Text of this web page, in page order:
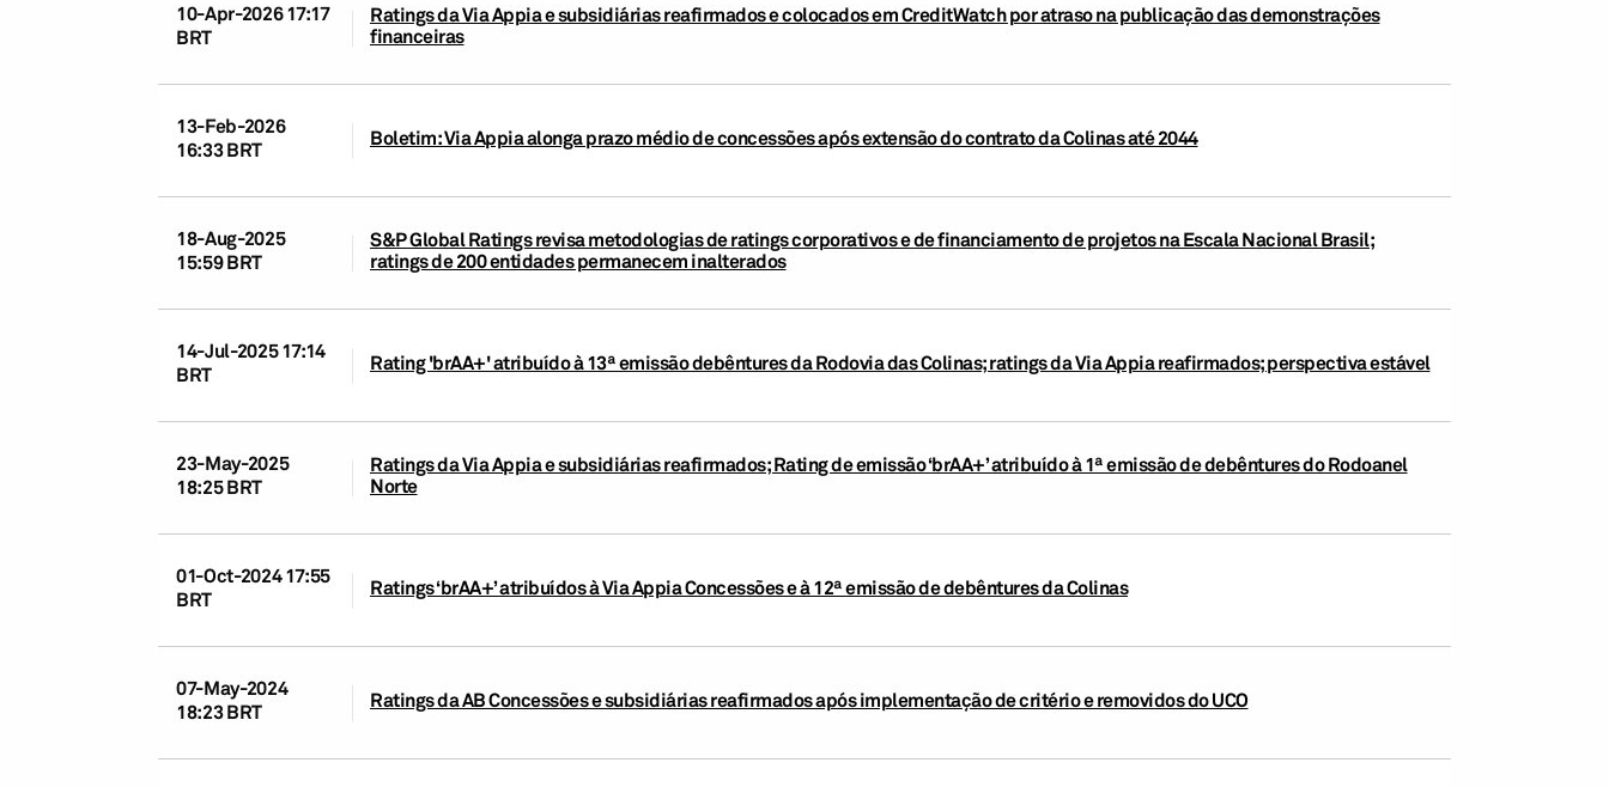
10-Apr-2026 17:17
BRT
Ratings da Via Appia e subsidiárias reafirmados e colocados em CreditWatch por atraso na publicação das demonstrações
financeiras
13-Feb-2026
16:33 BRT
Boletim: Via Appia alonga prazo médio de concessões após extensão do contrato da Colinas até 2044
18-Aug-2025
15:59 BRT
S&P Global Ratings revisa metodologias de ratings corporativos e de financiamento de projetos na Escala Nacional Brasil;
ratings de 200 entidades permanecem inalterados
14-Jul-2025 17:14
BRT
Rating 'brAA+' atribuído à 13ª emissão debêntures da Rodovia das Colinas; ratings da Via Appia reafirmados; perspectiva estável
23-May-2025
18:25 BRT
Ratings da Via Appia e subsidiárias reafirmados; Rating de emissão ‘brAA+’ atribuído à 1ª emissão de debêntures do Rodoanel
Norte
01-Oct-2024 17:55
BRT
Ratings ‘brAA+’ atribuídos à Via Appia Concessões e à 12ª emissão de debêntures da Colinas
07-May-2024
18:23 BRT
Ratings da AB Concessões e subsidiárias reafirmados após implementação de critério e removidos do UCO